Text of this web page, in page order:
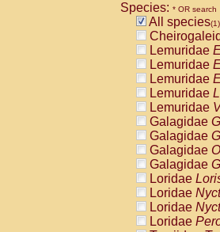
Cebidae
Cebidae
Cebidae
Cebidae
Cebidae
Atelidae
Atelidae
Atelidae
Atelidae
Atelidae
Atelidae
Atelidae
Atelidae
Atelidae
Atelidae
Pitheciidae
Species: * OR search
All species(1)
Lemuridae
Lemuridae
Lemuridae
Lemuridae
Lemuridae
Galagidae
Galagidae
Galagidae
Galagidae
Loridae
Loridae
Loridae
Loridae